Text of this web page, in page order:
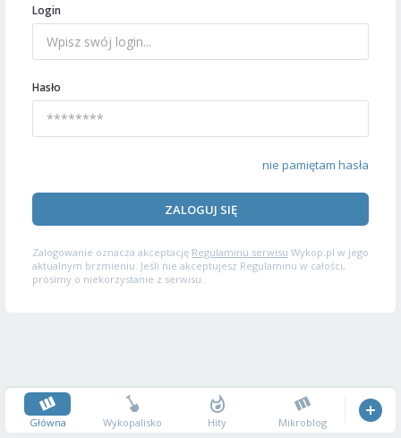
Login
Hasło
nie pamiętam hasła
ZALOGUJ SIĘ
Zalogowanie oznacza akceptację Regulaminu serwisu Wykop.pl w jego
aktualnym brzmieniu. Jeśli nie akceptujesz Regulaminu w całości,
prosimy o niekorzystanie z serwisu.
Główna Wykopalisko Hity Mikroblog